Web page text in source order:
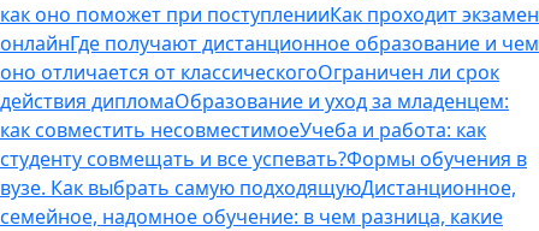
как оно поможет при поступленииКак проходит экзамен
онлайнГде получают дистанционное образование и чем
оно отличается от классическогоОграничен ли срок
действия дипломаОбразование и уход за младенцем:
как совместить несовместимоеУчеба и работа: как
студенту совмещать и все успевать?Формы обучения в
вузе. Как выбрать самую подходящуюДистанционное,
семейное, надомное обучение: в чем разница, какие